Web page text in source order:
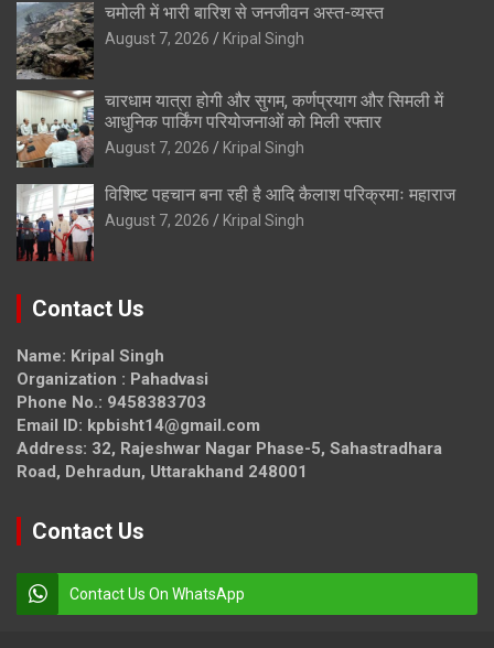
चमोली में भारी बारिश से जनजीवन अस्त-व्यस्त
August 7, 2026 Kripal Singh
चारधाम यात्रा होगी और सुगम, कर्णप्रयाग और सिमली में
आधुनिक पार्किंग परियोजनाओं को मिली रफ्तार
August 7, 2026 Kripal Singh
विशिष्ट पहचान बना रही है आदि कैलाश परिक्रमाः महाराज
August 7, 2026 Kripal Singh
Contact Us
Name: Kripal Singh
Organization : Pahadvasi
Phone No.: 9458383703
Email ID: kpbisht14@gmail.com
Address: 32, Rajeshwar Nagar Phase-5, Sahastradhara
Road, Dehradun, Uttarakhand 248001
Contact Us
Contact Us On WhatsApp